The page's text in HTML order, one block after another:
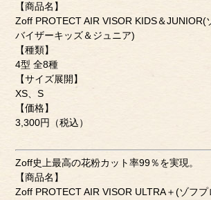
【商品名】
Zoff PROTECT AIR VISOR KIDS＆JUNIOR(
バイザーキッズ＆ジュニア)
【種類】
4型 全8種
【サイズ展開】
XS、S
【価格】
3,300円（税込）
Zoff史上最高の花粉カット率99％を実現。
【商品名】
Zoff PROTECT AIR VISOR ULTRA＋(ゾフプ